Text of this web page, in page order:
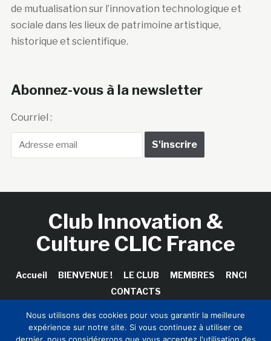
de mutualisation sur l’innovation technologique et
sociale dans les lieux de patrimoine artistique,
historique et scientifique.
Abonnez-vous à la newsletter
Courriel :
Club Innovation &
Culture CLIC France
Accueil BIENVENUE ! LE CLUB MEMBRES
RNCI
CONTACTS
Nous utilisons des cookies pour vous garantir la meilleure
expérience sur notre site. Si vous continuez à utiliser ce